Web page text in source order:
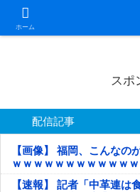
ホーム日本第一！ニュー
スポ
配信記事
【画像】 福岡、こんなの
ｗｗｗｗｗｗｗｗｗｗｗ
ｗｗｗｗｗ
【速報】 記者「中革連は